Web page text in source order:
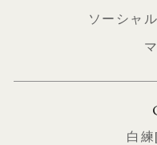
ソーシャ
白